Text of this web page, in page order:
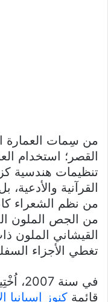
من سِمات العمارة
القصر؛ استخدام
تنظيمات هندسية
القرآنية
من نظم الشعراء
من الجص الملون
القيشاني الملون
تغطي الأجزاء
في
قائمة كنوز إسبانيا